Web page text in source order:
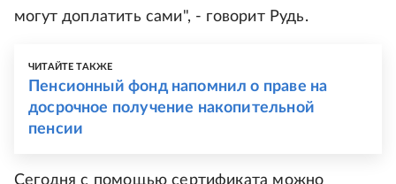
могут доплатить сами", - говорит Рудь.
ЧИТАЙТЕ ТАКЖЕ
Пенсионный фонд напомнил о праве на
досрочное получение накопительной
пенсии
Сегодня с помощью сертификата можно